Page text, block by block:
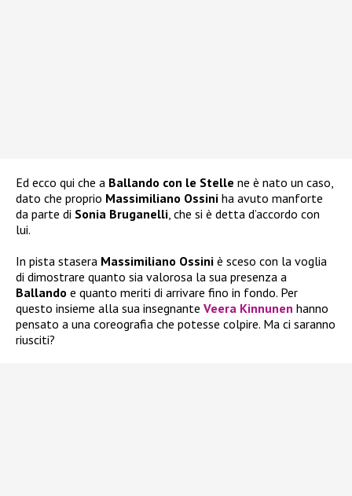
Ed ecco qui che a Ballando con le Stelle ne è nato un caso,
dato che proprio Massimiliano Ossini ha avuto manforte
da parte di Sonia Bruganelli, che si è detta d’accordo con
lui.
In pista stasera Massimiliano Ossini è sceso con la voglia
di dimostrare quanto sia valorosa la sua presenza a
Ballando e quanto meriti di arrivare fino in fondo. Per
questo insieme alla sua insegnante Veera Kinnunen hanno
pensato a una coreografia che potesse colpire. Ma ci saranno
riusciti?